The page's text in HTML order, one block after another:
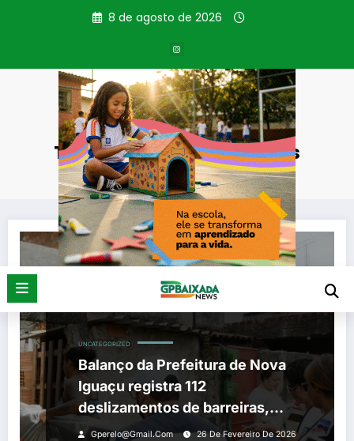
8 de agosto de 2026
Tag: Balanço das chuvas
Página inicial Balanço das chuvas
UNCATEGORIZED
Balanço da Prefeitura de Nova
Iguaçu registra 112
deslizamentos de barreiras,
com 225 desalojados num total
Gperelo@gmail.com
26 De Fevereiro De 2026